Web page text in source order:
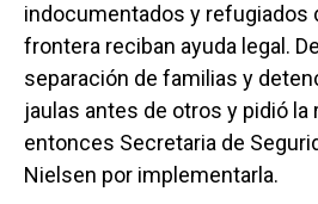
indocumentados y refugiados
frontera reciban ayuda legal.
separación de familias y
jaulas antes de otros y pidió la
entonces Secretaria de
Nielsen por implementarla.